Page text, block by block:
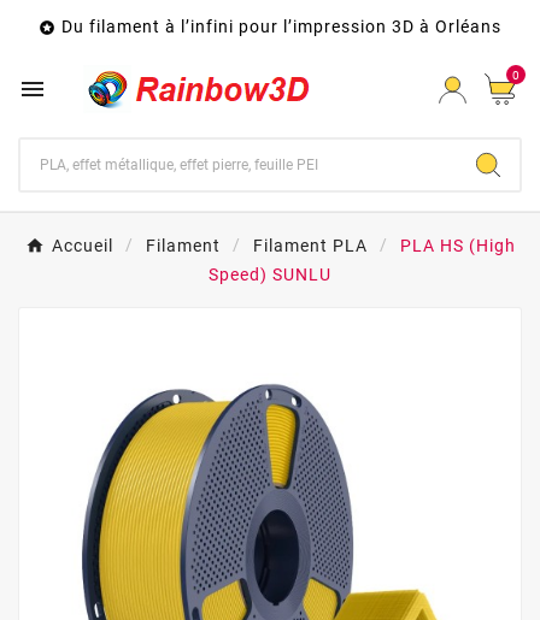
 Du filament à l’infini pour l’impression 3D à Orléans
 0
Accueil Filament Filament PLA
PLA HS (High
Speed) SUNLU